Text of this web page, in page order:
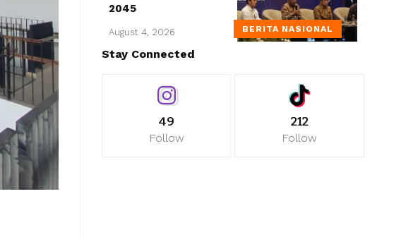
BERITA NASIONAL
2045
August 4, 2026
Stay Connected
49
Follow
212
Follow